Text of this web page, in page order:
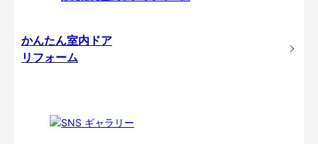
かんたん室内ドア
リフォーム